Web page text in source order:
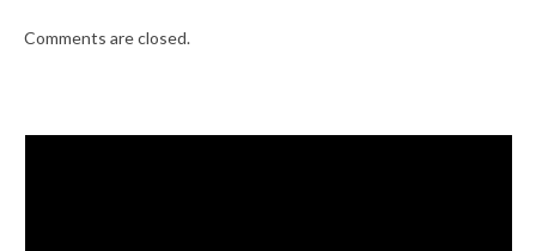
Comments are closed.